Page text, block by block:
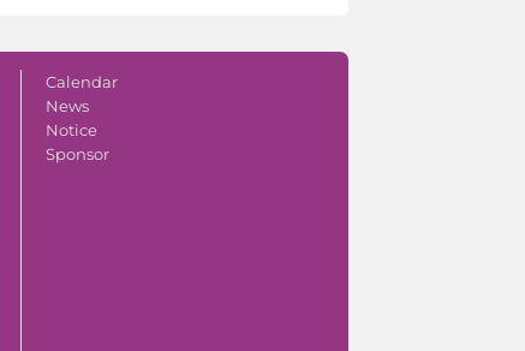
Calendar
News
Notice
Sponsor